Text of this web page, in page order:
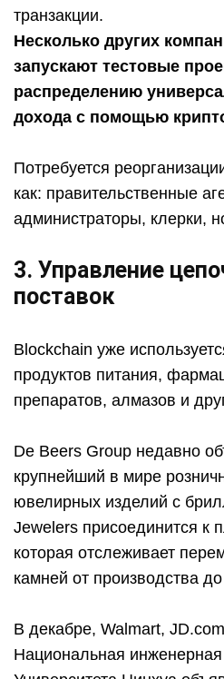
транзакции.
Несколько других
запускают тестовые
распределению
дохода с помощью
Потребуется
как: правительственные
администраторы, клерки,
3. Управление
поставок
Blockchain уже
продуктов питания,
препаратов, алмазов и
De Beers Group недавно
крупнейший в мире
ювелирных изделий с
Jewelers присоединится к
которая отслеживает
камней от производства
В декабре, Walmart,
Национальная